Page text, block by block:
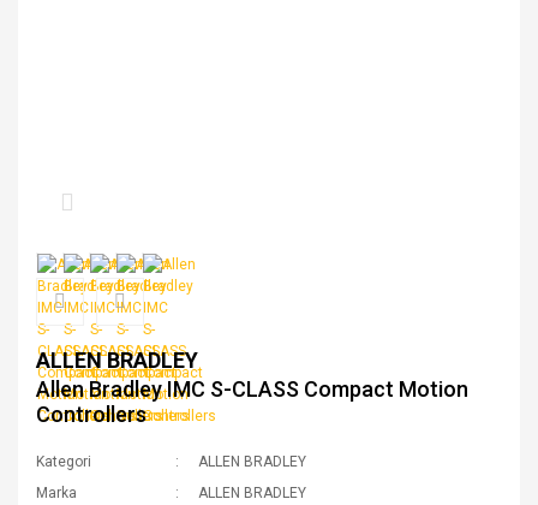
ALLEN BRADLEY
Allen Bradley IMC S-CLASS Compact Motion
Controllers
Kategori
ALLEN BRADLEY
Marka
ALLEN BRADLEY